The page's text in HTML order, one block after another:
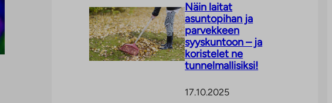
Näin laitat
asuntopihan ja
parvekkeen
syyskuntoon – ja
koristelet ne
tunnelmallisiksi!
17.10.2025